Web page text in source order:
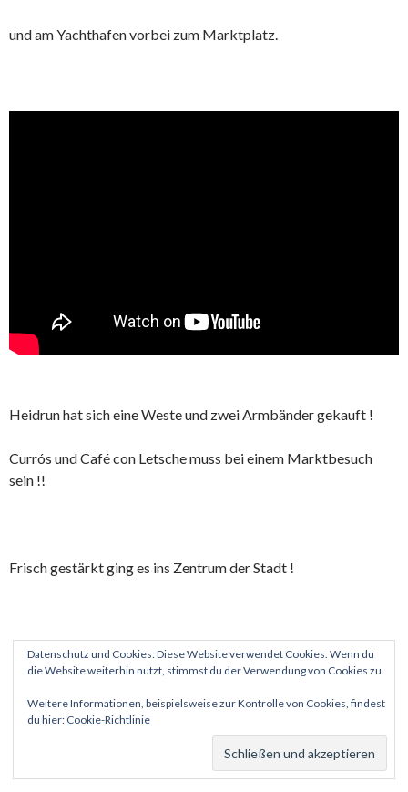
und am Yachthafen vorbei zum Marktplatz.
Heidrun hat sich eine Weste und zwei Armbänder gekauft !
Currós und Café con Letsche muss bei einem Marktbesuch
sein !!
Frisch gestärkt ging es ins Zentrum der Stadt !
Datenschutz und Cookies: Diese Website verwendet Cookies. Wenn du
die Website weiterhin nutzt, stimmst du der Verwendung von Cookies zu.
Weitere Informationen, beispielsweise zur Kontrolle von Cookies, findest
du hier: Cookie-Richtlinie